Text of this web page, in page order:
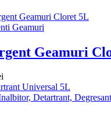
Geamuri
Geamuri
Detartrant,